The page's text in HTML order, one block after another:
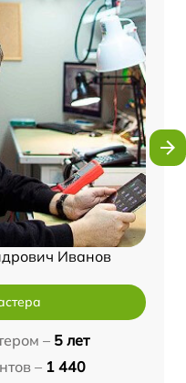
Иванов
– 5 лет
– 1 440